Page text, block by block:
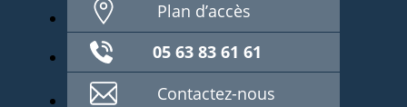
Plan d’accès
05 63 83 61 61
Contactez-nous